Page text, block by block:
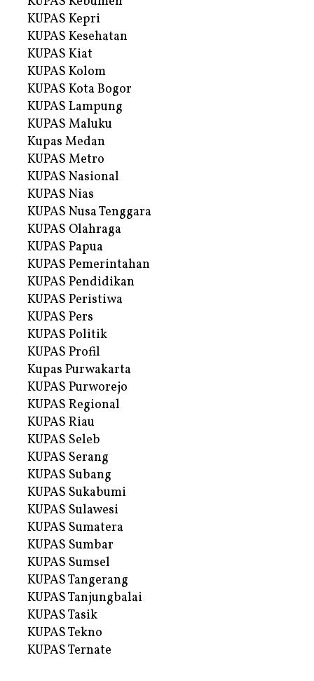
KUPAS Kepri
KUPAS Kesehatan
KUPAS Kiat
KUPAS Kolom
KUPAS Kota Bogor
KUPAS Lampung
KUPAS Maluku
Kupas Medan
KUPAS Metro
KUPAS Nasional
KUPAS Nias
KUPAS Nusa Tenggara
KUPAS Olahraga
KUPAS Papua
KUPAS Pemerintahan
KUPAS Pendidikan
KUPAS Peristiwa
KUPAS Pers
KUPAS Politik
KUPAS Profil
Kupas Purwakarta
KUPAS Purworejo
KUPAS Regional
KUPAS Riau
KUPAS Seleb
KUPAS Serang
KUPAS Subang
KUPAS Sukabumi
KUPAS Sulawesi
KUPAS Sumatera
KUPAS Sumbar
KUPAS Sumsel
KUPAS Tangerang
KUPAS Tanjungbalai
KUPAS Tasik
KUPAS Tekno
KUPAS Ternate